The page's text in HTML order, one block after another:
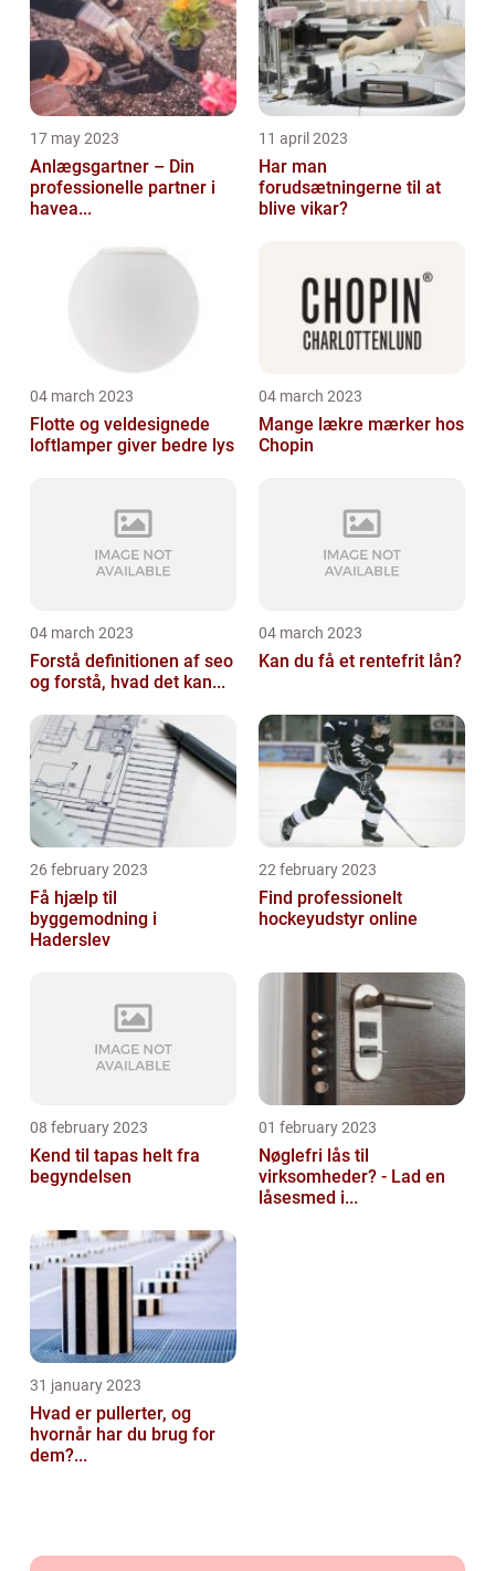
17 may 2023
Anlægsgartner – Din
professionelle partner i
havea...
11 april 2023
Har man
forudsætningerne til at
blive vikar?
04 march 2023
Flotte og veldesignede
loftlamper giver bedre lys
04 march 2023
Mange lækre mærker hos
Chopin
04 march 2023
Forstå definitionen af seo
og forstå, hvad det kan...
04 march 2023
Kan du få et rentefrit lån?
26 february 2023
Få hjælp til
byggemodning i
Haderslev
22 february 2023
Find professionelt
hockeyudstyr online
08 february 2023
Kend til tapas helt fra
begyndelsen
01 february 2023
Nøglefri lås til
virksomheder? - Lad en
låsesmed i...
31 january 2023
Hvad er pullerter, og
hvornår har du brug for
dem?...